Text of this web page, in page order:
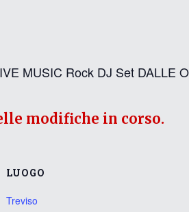
MUSIC Rock DJ Set DALLE
LUOGO
Treviso
modifiche in corso.